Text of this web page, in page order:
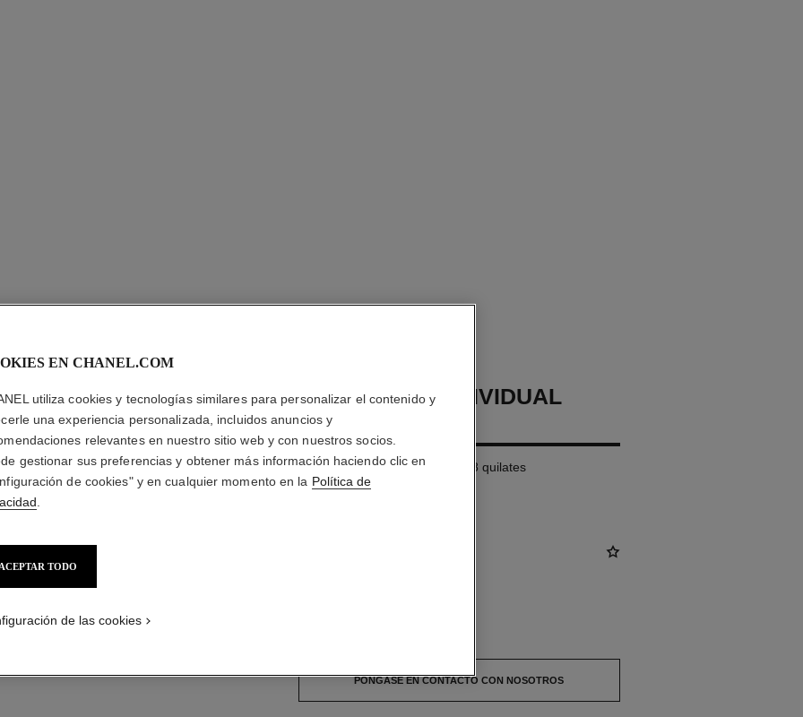
versión tamaño estándar
PENDIENTE INDIVIDUAL
ETERNAL N°5
Diamantes y ORO BEIGE de 18 quilates
Más información
PÓNGASE EN CONTACTO CON NOSOTROS
EN CHANEL.COM
utiliza cookies y tecnologías similares para personalizar el contenido y
una experiencia personalizada, incluidos anuncios y
relevantes en nuestro sitio web y con nuestros socios.
gestionar sus preferencias y obtener más información haciendo clic en
de cookies" y en cualquier momento en la Política de
ACEPTAR TODO
de las cookies